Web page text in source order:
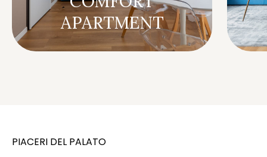
APARTMENT
PIACERI DEL PALATO